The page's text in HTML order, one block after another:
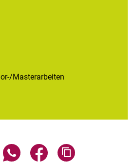
Masterarbeiten
über E-Mail teilen
Seite über WhatsApp teilen
Seite über Facebook